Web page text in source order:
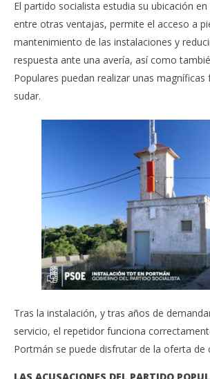
El partido socialista estudia su ubicación
entre otras ventajas, permite el acceso a
mantenimiento de las instalaciones y
respuesta ante una avería, así como
Populares puedan realizar unas
sudar.
Tras la instalación, y tras años de
servicio, el repetidor funciona
Portmán se puede disfrutar de la oferta de